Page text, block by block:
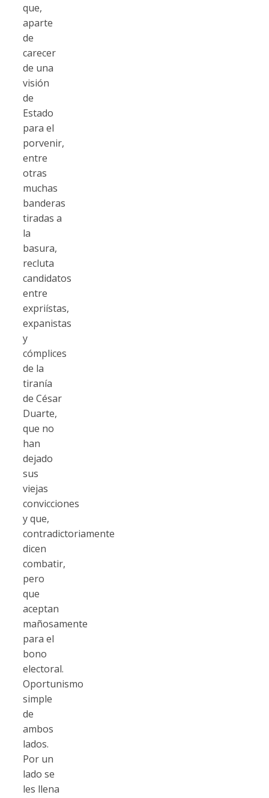
que,
aparte
de
carecer
de una
visión
de
Estado
para el
porvenir,
entre
otras
muchas
banderas
tiradas a
la
basura,
recluta
candidatos
entre
expriístas,
expanistas
y
cómplices
de la
tiranía
de César
Duarte,
que no
han
dejado
sus
viejas
convicciones
y que,
contradictoriamente
dicen
combatir,
pero
que
aceptan
mañosamente
para el
bono
electoral.
Oportunismo
simple
de
ambos
lados.
Por un
lado se
les llena